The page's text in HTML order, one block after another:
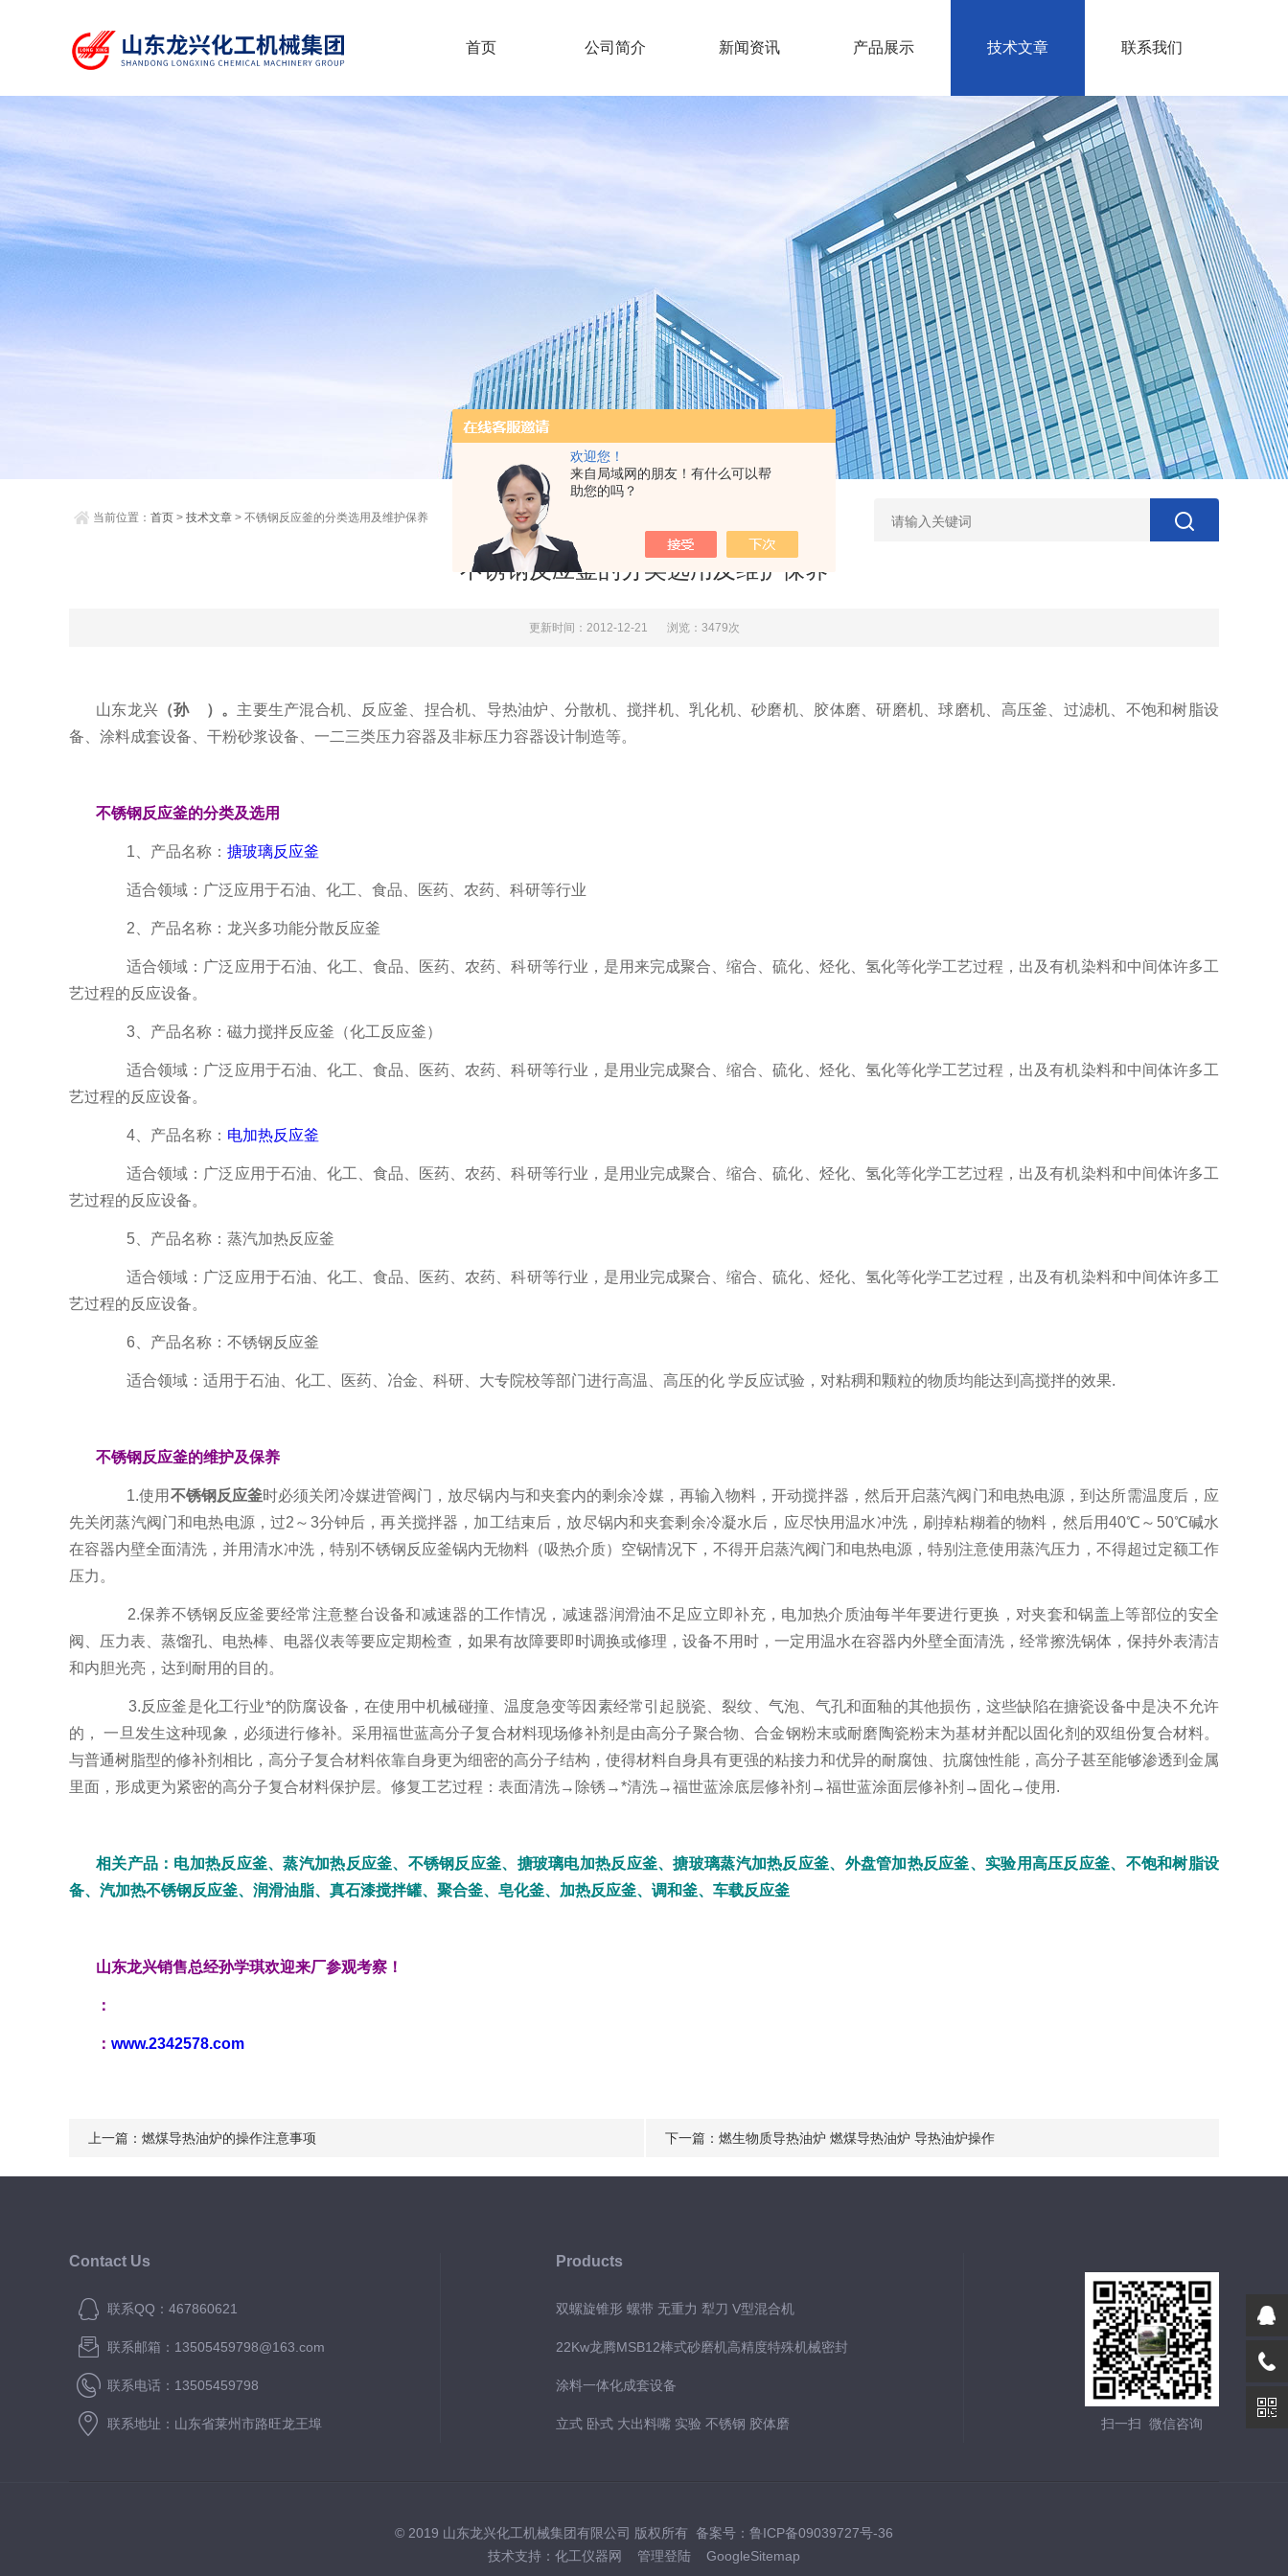
欢迎您！
来自局域网的朋友！有什么可以帮
助您的吗？
首页 公司简介 新闻资讯 产品展示 技术文章 联系我们
当前位置： 首页 > 技术文章 > 不锈钢反应釜的分类选用及维护保养
不锈钢反应釜的分类选用及维护保养
更新时间：2012-12-21 浏览：3479次
山东龙兴 （孙 ）。 主要生产混合机、反应釜、捏合机、导热油炉、分散机、搅拌机、乳化机、砂磨机、胶体磨、研磨机、球磨机、高压釜、过滤机、不饱和树脂设
备、涂料成套设备、干粉砂浆设备、一二三类压力容器及非标压力容器设计制造等。
不锈钢反应釜的分类及选用
1、产品名称： 搪玻璃反应釜
适合领域：广泛应用于石油、化工、食品、医药、农药、科研等行业
2、产品名称：龙兴多功能分散反应釜
适合领域：广泛应用于石油、化工、食品、医药、农药、科研等行业，是用来完成聚合、缩合、硫化、烃化、氢化等化学工艺过程，出及有机染料和中间体许多工
艺过程的反应设备。
3、产品名称：磁力搅拌反应釜（化工反应釜）
适合领域：广泛应用于石油、化工、食品、医药、农药、科研等行业，是用业完成聚合、缩合、硫化、烃化、氢化等化学工艺过程，出及有机染料和中间体许多工
艺过程的反应设备。
4、产品名称： 电加热反应釜
适合领域：广泛应用于石油、化工、食品、医药、农药、科研等行业，是用业完成聚合、缩合、硫化、烃化、氢化等化学工艺过程，出及有机染料和中间体许多工
艺过程的反应设备。
5、产品名称：蒸汽加热反应釜
适合领域：广泛应用于石油、化工、食品、医药、农药、科研等行业，是用业完成聚合、缩合、硫化、烃化、氢化等化学工艺过程，出及有机染料和中间体许多工
艺过程的反应设备。
6、产品名称：不锈钢反应釜
适合领域：适用于石油、化工、医药、冶金、科研、大专院校等部门进行高温、高压的化 学反应试验，对粘稠和颗粒的物质均能达到高搅拌的效果.
不锈钢反应釜的维护及保养
1.使用 不锈钢反应釜时必须关闭冷媒进管阀门，放尽锅内与和夹套内的剩余冷媒，再输入物料，开动搅拌器，然后开启蒸汽阀门和电热电源，到达所需温度后，应
先关闭蒸汽阀门和电热电源，过2～3分钟后，再关搅拌器，加工结束后，放尽锅内和夹套剩余冷凝水后，应尽快用温水冲洗，刷掉粘糊着的物料，然后用40℃～50℃碱水
在容器内壁全面清洗，并用清水冲洗，特别不锈钢反应釜锅内无物料（吸热介质）空锅情况下，不得开启蒸汽阀门和电热电源，特别注意使用蒸汽压力，不得超过定额工作
压力。
2.保养不锈钢反应釜要经常注意整台设备和减速器的工作情况，减速器润滑油不足应立即补充，电加热介质油每半年要进行更换，对夹套和锅盖上等部位的安全
阀、压力表、蒸馏孔、电热棒、电器仪表等要应定期检查，如果有故障要即时调换或修理，设备不用时，一定用温水在容器内外壁全面清洗，经常擦洗锅体，保持外表清洁
和内胆光亮，达到耐用的目的。
3.反应釜是化工行业*的防腐设备，在使用中机械碰撞、温度急变等因素经常引起脱瓷、裂纹、气泡、气孔和面釉的其他损伤，这些缺陷在搪瓷设备中是决不允许
的， 一旦发生这种现象，必须进行修补。采用福世蓝高分子复合材料现场修补剂是由高分子聚合物、合金钢粉末或耐磨陶瓷粉末为基材并配以固化剂的双组份复合材料。
与普通树脂型的修补剂相比，高分子复合材料依靠自身更为细密的高分子结构，使得材料自身具有更强的粘接力和优异的耐腐蚀、抗腐蚀性能，高分子甚至能够渗透到金属
里面，形成更为紧密的高分子复合材料保护层。修复工艺过程：表面清洗→除锈→*清洗→福世蓝涂底层修补剂→福世蓝涂面层修补剂→固化→使用.
相关产品：电加热反应釜、蒸汽加热反应釜、不锈钢反应釜、搪玻璃电加热反应釜、搪玻璃蒸汽加热反应釜、外盘管加热反应釜、实验用高压反应釜、不饱和树脂设
备、汽加热不锈钢反应釜、润滑油脂、真石漆搅拌罐、聚合釜、皂化釜、加热反应釜、调和釜、车载反应釜
山东龙兴销售总经孙学琪欢迎来厂参观考察！
：
： www.2342578.com
上一篇： 燃煤导热油炉的操作注意事项 下一篇： 燃生物质导热油炉 燃煤导热油炉 导热油炉操作
Contact Us
联系QQ：467860621
联系邮箱：13505459798@163.com
联系电话：13505459798
联系地址：山东省莱州市路旺龙王埠
Products
双螺旋锥形 螺带 无重力 犁刀 V型混合机
22Kw龙腾MSB12棒式砂磨机高精度特殊机械密封
涂料一体化成套设备
立式 卧式 大出料嘴 实验 不锈钢 胶体磨 扫一扫 微信咨询
© 2019 山东龙兴化工机械集团有限公司 版权所有 备案号： 鲁ICP备09039727号-36
技术支持： 化工仪器网 管理登陆 GoogleSitemap